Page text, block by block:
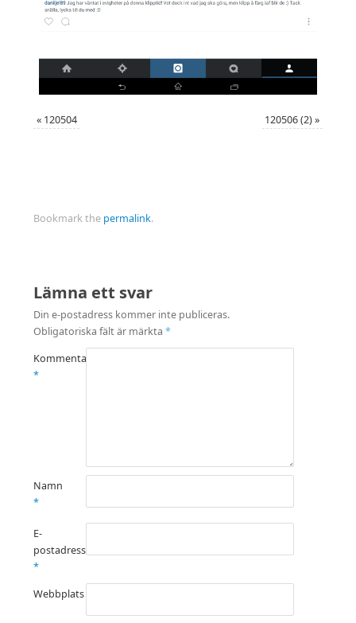
« 120504 120506 (2)»
Bookmark the permalink.
Lämna ett svar
Din e-postadress kommer inte publiceras.
Obligatoriska fält är märkta *
Kommentar
*
Namn
*
E-
postadress
*
Webbplats